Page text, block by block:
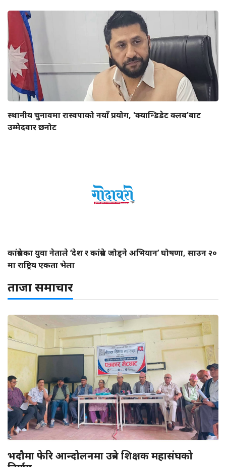
स्थानीय चुनावमा रास्वपाको नयाँ प्रयोग, 'क्यान्डिडेट क्लब'बाट
उम्मेदवार छनोट
कांग्रेसका युवा नेताले ‘देश र कांग्रेस जोड्ने अभियान’ घोषणा, साउन २०
मा राष्ट्रिय एकता भेला
ताजा समाचार
भदौमा फेरि आन्दोलनमा उत्रने शिक्षक महासंघको